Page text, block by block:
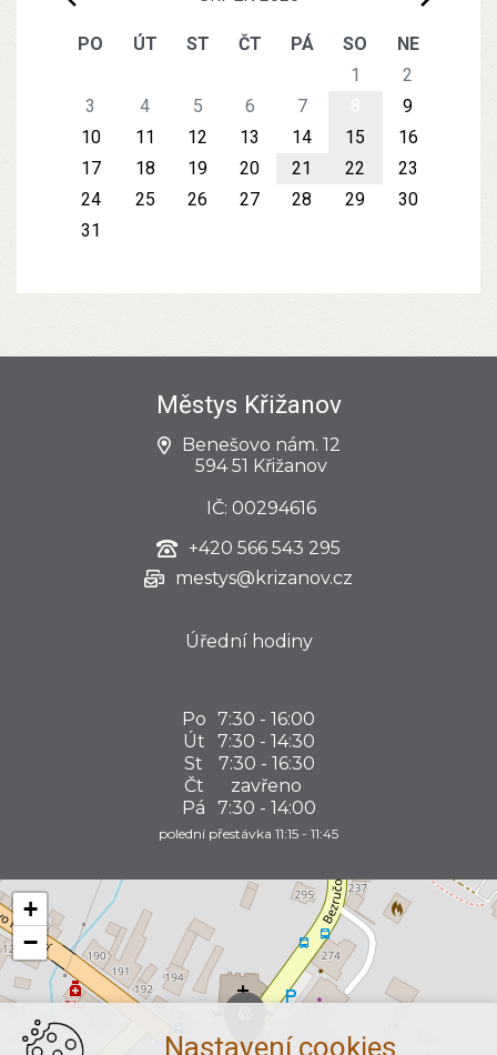
PO ÚT ST ČT PÁ SO
NE
1
2
3
4 5 6 7
9
10
11 12 13 14 15
16
17
18 19 20 21 22
23
24
25 26 27 28 29
30
31
Městys Křižanov
Benešovo nám. 12
594 51 Křižanov
IČ: 00294616
+420 566 543 295
mestys@krizanov.cz
Úřední hodiny
Po 7:30 - 16:00
Út
7:30 - 14:30
St
7:30 - 16:30
Čt
zavřeno
Pá
7:30 - 14:00
polední přestávka 11:15 - 11:45
+
−
Nastavení cookies